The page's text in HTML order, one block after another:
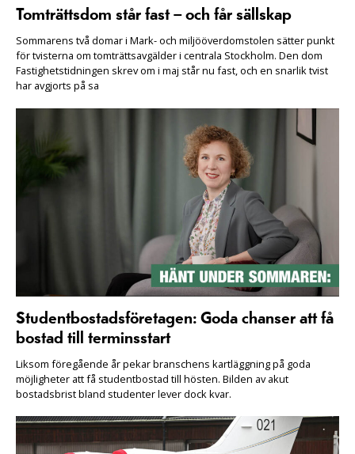
Tomträttsdom står fast – och får sällskap
Sommarens två domar i Mark- och miljööverdomstolen sätter punkt
för tvisterna om tomträttsavgälder i centrala Stockholm. Den dom
Fastighetstidningen skrev om i maj står nu fast, och en snarlik tvist
har avgjorts på sa
Studentbostadsföretagen: Goda chanser att få
bostad till terminsstart
Liksom föregående år pekar branschens kartläggning på goda
möjligheter att få studentbostad till hösten. Bilden av akut
bostadsbrist bland studenter lever dock kvar.